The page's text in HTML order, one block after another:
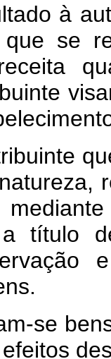
à
se
título
se